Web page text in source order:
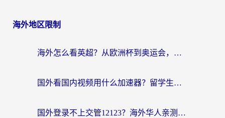
海外地区限制
海外怎么看英超？从欧洲杯到奥运会，一份让你不卡壳的中文解说观看指南
国外看国内视频用什么加速器？留学生和海外华人的实用指南
国外登录不上交管12123？海外华人亲测有效的回国加速器选择指南